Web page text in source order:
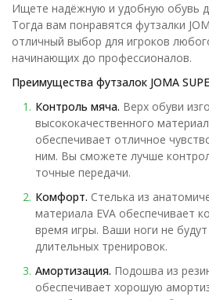
Ищете надёжную и удобную обувь
Тогда вам понравятся футзалки
отличный выбор для игроков
начинающих до профессионалов.
Преимущества футзалок JOMA
Контроль мяча. Верх обуви
высококачественного
обеспечивает отличное
ним. Вы сможете лучше
точные передачи.
Комфорт. Стелька из
материала EVA обеспечивает
время игры. Ваши ноги не
длительных тренировок.
Амортизация. Подошва из
обеспечивает хорошую